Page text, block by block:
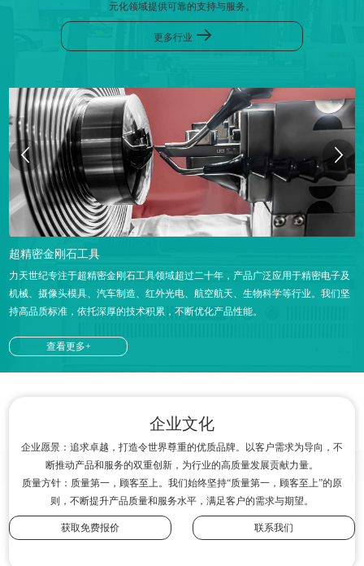
元化领域提供可靠的支持与服务。
更多行业
超精密金刚石工具
力天世纪专注于超精密金刚石工具领域超过二十年，产品广泛应用于精密电子及
机械、摄像头模具、汽车制造、红外光电、航空航天、生物科学等行业。我们坚
持高品质标准，依托深厚的技术积累，不断优化产品性能。
查看更多+
企业文化
企业愿景：追求卓越，打造令世界尊重的优质品牌。以客户需求为导向，不
断推动产品和服务的双重创新，为行业的高质量发展贡献力量。
质量方针：质量第一，顾客至上。我们始终坚持“质量第一，顾客至上”的原
则，不断提升产品质量和服务水平，满足客户的需求与期望。
获取免费报价 联系我们